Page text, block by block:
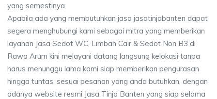
yang semestinya.
Apabila ada yang membutuhkan jasa jasatinjabanten dapat
segera menghubungi kami sebagai mitra yang memberikan
layanan Jasa Sedot WC, Limbah Cair & Sedot Non B3 di
Rawa Arum kini melayani datang langsung kelokasi tanpa
harus menunggu lama kami siap memberikan pengurasan
hingga tuntas, sesuai pesanan yang anda butuhkan, dengan
adanya website resmi Jasa Tinja Banten yang siap selama